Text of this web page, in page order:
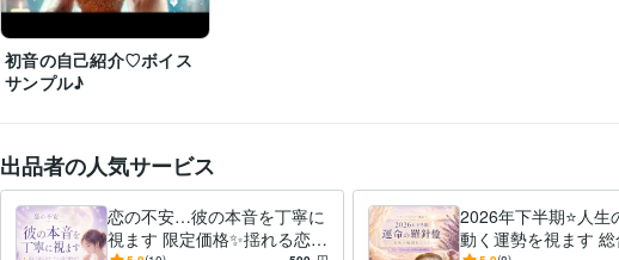
いただいたメッセージはすべて大切に拝見しております。安心してお問
さい✨
これまでご縁をいただき、
タロットと心をつなぐ対話の中で、
今のあなたに必要なメッセージを受け取り、
未来へ進むためのヒントを
一緒に見つけていきましょう✨
初音の自己紹介♡ボイス
サンプル♪
出品者の人気サービス
恋の不安…彼の本音を丁寧に
視ます 限定価格✨揺れる恋心
2026年下半期⭐️人生
動く運勢を視ます